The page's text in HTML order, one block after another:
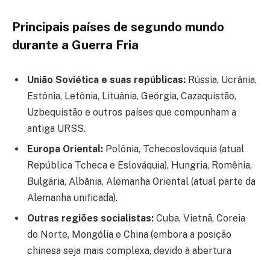
Principais países de segundo mundo
durante a Guerra Fria
União Soviética e suas repúblicas: Rússia, Ucrânia,
Estônia, Letônia, Lituânia, Geórgia, Cazaquistão,
Uzbequistão e outros países que compunham a
antiga URSS.
Europa Oriental: Polônia, Tchecoslováquia (atual
República Tcheca e Eslováquia), Hungria, Romênia,
Bulgária, Albânia, Alemanha Oriental (atual parte da
Alemanha unificada).
Outras regiões socialistas: Cuba, Vietnã, Coreia
do Norte, Mongólia e China (embora a posição
chinesa seja mais complexa, devido à abertura